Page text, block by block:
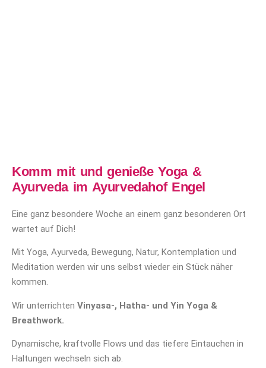
Komm mit und genieße Yoga &
Ayurveda im Ayurvedahof Engel
Eine ganz besondere Woche an einem ganz besonderen Ort
wartet auf Dich!
Mit Yoga, Ayurveda, Bewegung, Natur, Kontemplation und
Meditation werden wir uns selbst wieder ein Stück näher
kommen.
Wir unterrichten Vinyasa-, Hatha- und Yin Yoga &
Breathwork.
Dynamische, kraftvolle Flows und das tiefere Eintauchen in
Haltungen wechseln sich ab.